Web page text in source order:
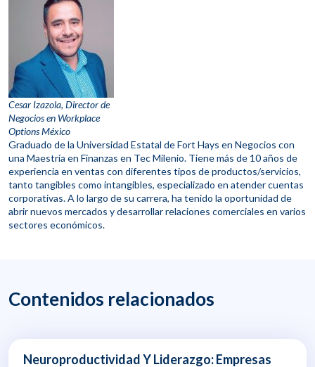
Cesar Izazola, Director de
Negocios en Workplace
Options México
Graduado de la Universidad Estatal de Fort Hays en Negocios con
una Maestría en Finanzas en Tec Milenio. Tiene más de 10 años de
experiencia en ventas con diferentes tipos de productos/servicios,
tanto tangibles como intangibles, especializado en atender cuentas
corporativas. A lo largo de su carrera, ha tenido la oportunidad de
abrir nuevos mercados y desarrollar relaciones comerciales en varios
sectores económicos.
Contenidos relacionados
Neuroproductividad Y Liderazgo: Empresas